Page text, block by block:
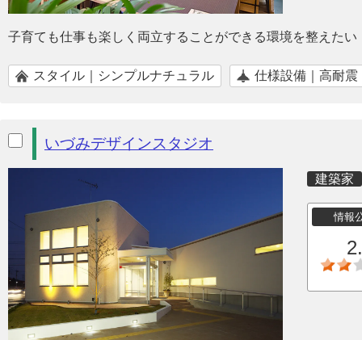
子育ても仕事も楽しく両立することができる環境を整えたい
スタイル｜シンプルナチュラル 仕様設備｜高耐震
いづみデザインスタジオ
建築家
情報